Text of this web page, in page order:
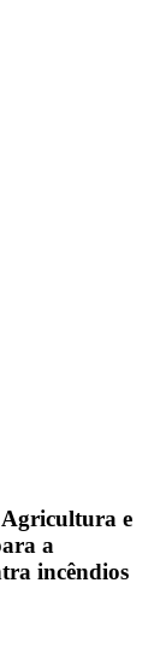
e
a
incêndios